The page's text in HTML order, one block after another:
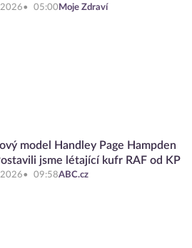
2026 05:00 Moje Zdraví
model Handley Page Hampden
jsme létající kufr RAF od KP
09:58ABC.cz